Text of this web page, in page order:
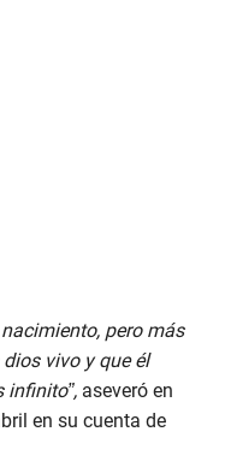
pero más
vivo y que él
infinito”, aseveró en
en su cuenta de